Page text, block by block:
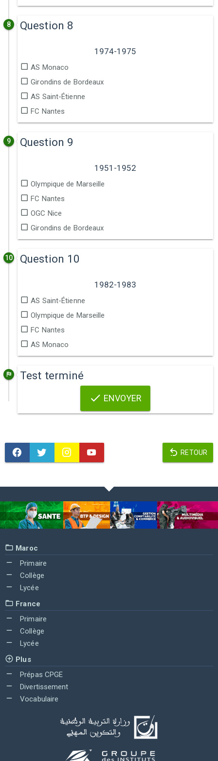
8 Question 8
1974-1975
AS Monaco
Girondins de Bordeaux
AS Saint-Étienne
FC Nantes
9 Question 9
1951-1952
Olympique de Marseille
FC Nantes
OGC Nice
Girondins de Bordeaux
10 Question 10
1982-1983
AS Saint-Étienne
Olympique de Marseille
FC Nantes
AS Monaco
Test terminé
ENVOYER
RETOUR
Maroc
Primaire
Collège
Lycée
France
Primaire
Collège
Lycée
Plus
Prépas CPGE
Divertissement
Vocabulaire